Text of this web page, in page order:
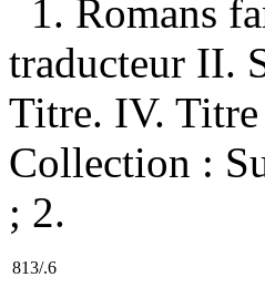
1. Romans
traducteur II.
Titre. IV.
Collection :
; 2.
813/.6